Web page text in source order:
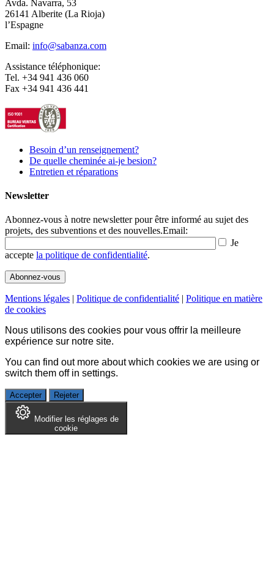
Avda. Navarra, 53
26141 Alberite (La Rioja)
l’Espagne
Email: info@sabanza.com
Assistance téléphonique:
Tel. +34 941 436 060
Fax +34 941 436 441
Besoin d’un renseignement?
De quelle cheminée ai-je besion?
Entretien et réparations
Newsletter
Abonnez-vous à notre newsletter pour être informé au sujet des
projets, des subventions et des nouvelles.Email:
Je
accepte la politique de confidentialité.
Mentions légales | Politique de confidentialité | Politique en matière
de cookies
Nous utilisons des cookies pour vous offrir la meilleure
expérience sur notre site.
You can find out more about which cookies we are using or
switch them off in settings.
Accepter Rejeter
Modifier les réglages de
cookie